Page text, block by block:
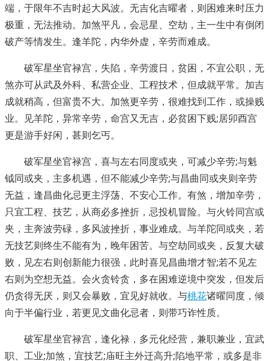
端，于限年不吉时起大风波。无吉化吉曜者，则困难来时压力
极重，无法推动。加煞平凡，会忌星、空劫，主一生中有倒闭
破产等情发生。逢羊陀，内华外虚，辛劳而难成。
破军星坐官禄宫，失陷，辛劳渡日，贫困，不宜公职，无
煞亦可从武及外科、私营企业、工程技术，但成就平常。加吉
成就稍高，但富贵不大。加煞更辛劳，很难找到工作，或操贱
业。见羊陀，异常辛劳，命宫又无吉，必贫困下贱;居卯酉宫
更是游手好闲，甚则乞丐。
破军星坐官禄宫，喜与左右同度或夹，可减少辛劳;与魁
钺同或夹，主多机遇，但不能减少辛劳;与昌曲同或夹则辛劳
无益，逢昌曲化忌更主浮荡、不安心工作。有煞，增加辛劳，
只宜工程、技艺，从商必多挫折，忌投机冒险。与火铃同宫或
夹，主奔波劳碌，多风波挫折，事业难成。与羊陀同或夹，若
无技艺则终生不能有为，晚年困苦。与空劫同或夹，反复大破
败，见左右则创新能力很强，此时喜见昌曲增才智;若不见左
右则为空想无益。会火贪铃贪，多在困难逆境中突发，但发后
仍贪得无厌，则又会暴败，宜见好就收。与桃花诸曜同度，倾
向于半偏行业，若更见文曲化忌者，则带巧诈性质。
破军星坐官禄宫，逢化禄，多元化经营，兼职兼业，宜武
职、工业;加煞，宜技艺;庙旺主外迁高升;陷地平常，或多是非